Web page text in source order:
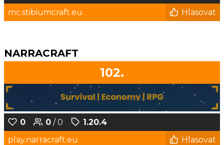
mc.stibiumcraft.eu
Hlasovat
NARRACRAFT
102.
0 0 / 0
1.20.4
play.narracraft.eu
Hlasovat